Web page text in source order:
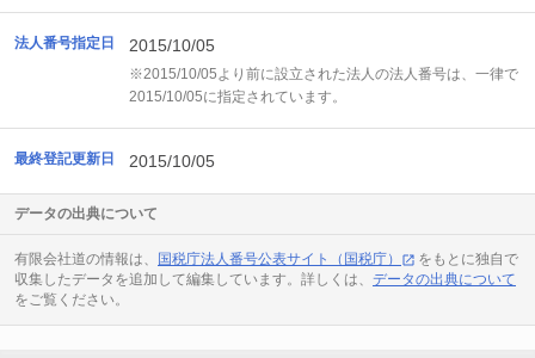
法人番号指定日 2015/10/05
※2015/10/05より前に設立された法人の法人番号は、一律で
2015/10/05に指定されています。
最終登記更新日 2015/10/05
データの出典について
有限会社道の情報は、 国税庁法人番号公表サイト（国税庁）
をもとに独自で
収集したデータを追加して編集しています。詳しくは、 データの出典について
をご覧ください。